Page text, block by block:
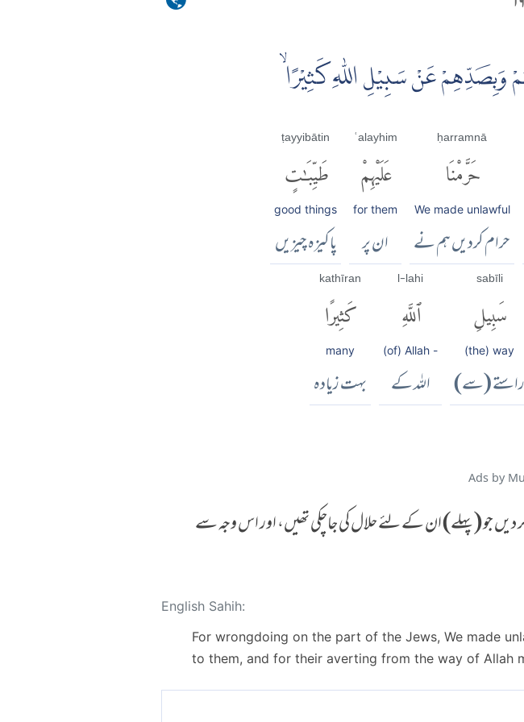
عَنْ سَبِيْلِ اللّٰهِ كَثِيْرًا
ḥarramnā
حَرَّمْنَا
We made unlawful
حرام کردیں ہم نے
ʿalayhim
عَلَيْهِمْ
for them
ان پر
ṭayyibātin
طَيِّبَٰتٍ
good things
پاکیزہ چیزیں
sabīli
سَبِيلِ
(the) way
راستے (سے)
l-lahi
ٱللَّهِ
(of) Allah -
اللہ کے
kathīran
كَثِيرًا
many
بہت زیادہ
Ads by
دیں جو (پہلے) ان کے لئے حلال کی جاچکی تھیں، اور اس وجہ سے
English Sahih:
For wrongdoing on the part of the Jews, We made
to them, and for their averting from the way of Allah